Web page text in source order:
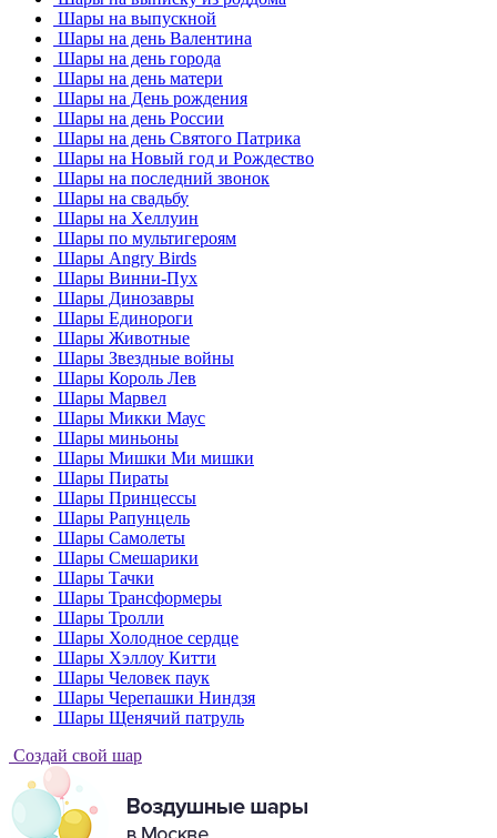
Шары на выпускной
Шары на день Валентина
Шары на день города
Шары на день матери
Шары на День рождения
Шары на день России
Шары на день Святого Патрика
Шары на Новый год и Рождество
Шары на последний звонок
Шары на свадьбу
Шары на Хеллуин
Шары по мультигероям
Шары Angry Birds
Шары Винни-Пух
Шары Динозавры
Шары Единороги
Шары Животные
Шары Звездные войны
Шары Король Лев
Шары Марвел
Шары Микки Маус
Шары миньоны
Шары Мишки Ми мишки
Шары Пираты
Шары Принцессы
Шары Рапунцель
Шары Самолеты
Шары Смешарики
Шары Тачки
Шары Трансформеры
Шары Тролли
Шары Холодное сердце
Шары Хэллоу Китти
Шары Человек паук
Шары Черепашки Ниндзя
Шары Щенячий патруль
Создай свой шар